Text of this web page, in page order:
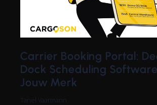
Carrier Booking Portal:
Dock Scheduling
Jouw Merk
Tanel Vaarmann